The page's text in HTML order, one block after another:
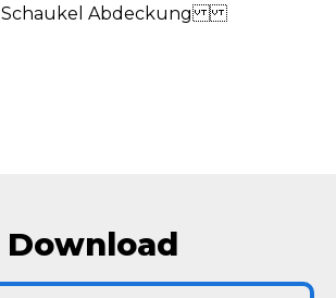
Schaukel Abdeckung
Download